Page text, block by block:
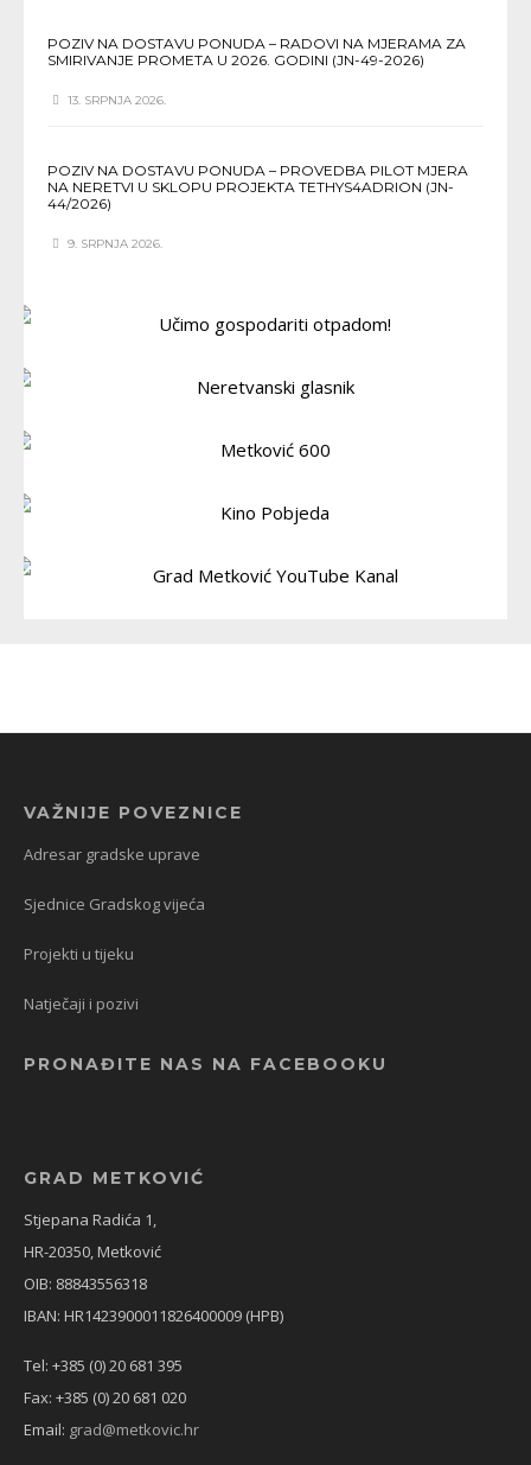
POZIV NA DOSTAVU PONUDA – RADOVI NA MJERAMA ZA
SMIRIVANJE PROMETA U 2026. GODINI (JN-49-2026)
13. SRPNJA 2026.
POZIV NA DOSTAVU PONUDA – PROVEDBA PILOT MJERA
NA NERETVI U SKLOPU PROJEKTA TETHYS4ADRION (JN-
44/2026)
9. SRPNJA 2026.
VAŽNIJE POVEZNICE
Adresar gradske uprave
Sjednice Gradskog vijeća
Projekti u tijeku
Natječaji i pozivi
PRONAĐITE NAS NA FACEBOOKU
GRAD METKOVIĆ
Stjepana Radića 1,
HR-20350, Metković
OIB: 88843556318
IBAN: HR1423900011826400009 (HPB)
Tel: +385 (0) 20 681 395
Fax: +385 (0) 20 681 020
Email: grad@metkovic.hr